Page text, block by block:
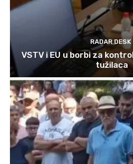
RADAR DESK
VSTV i EU u borbi za
tužilaca